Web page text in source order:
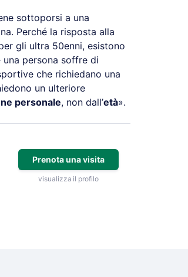
sottoporsi a una
Perché la risposta alla
gli ultra 50enni, esistono
una persona soffre di
che richiedano una
un ulteriore
personale, non dall’età».
Prenota una visita
visualizza il profilo